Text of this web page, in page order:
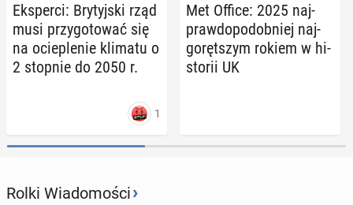
Eks­per­ci: Bry­tyj­ski rząd
musi przy­go­to­wać się
na ocie­ple­nie klimatu o
2 stopnie do 2050 r.
1
Met Office: 2025 naj­
praw­do­po­dob­niej naj­
go­ręt­szym rokiem w hi­
sto­rii UK
Rolki Wiadomości›